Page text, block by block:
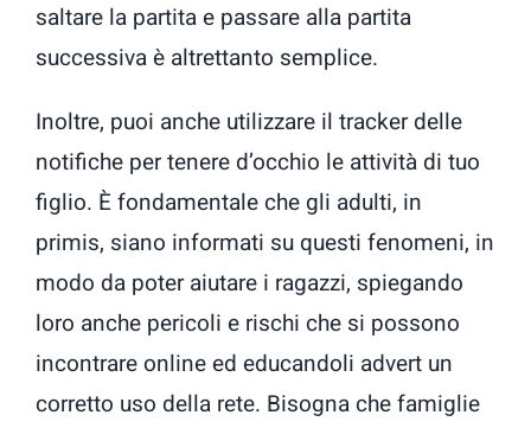
saltare la partita e passare alla partita
successiva è altrettanto semplice.
Inoltre, puoi anche utilizzare il tracker delle
notifiche per tenere d’occhio le attività di tuo
figlio. È fondamentale che gli adulti, in
primis, siano informati su questi fenomeni, in
modo da poter aiutare i ragazzi, spiegando
loro anche pericoli e rischi che si possono
incontrare online ed educandoli advert un
corretto uso della rete. Bisogna che famiglie